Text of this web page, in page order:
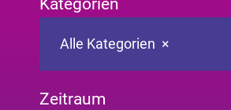
×
Alle Kategorien
Zeitraum